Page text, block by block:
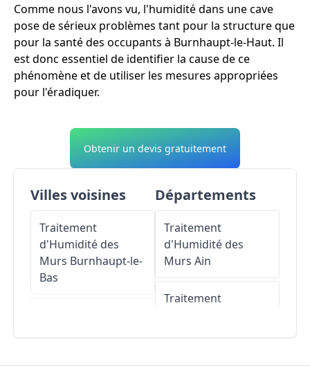
Comme nous l'avons vu, l'humidité dans une cave
pose de sérieux problèmes tant pour la structure que
pour la santé des occupants à Burnhaupt-le-Haut. Il
est donc essentiel de identifier la cause de ce
phénomène et de utiliser les mesures appropriées
pour l'éradiquer.
Obtenir un devis gratuitement
Villes voisines
Traitement
d'Humidité des
Murs Burnhaupt-le-
Bas
Schweighouse-
Départements
Traitement
d'Humidité des
Murs Ain
Traitement
Traitement